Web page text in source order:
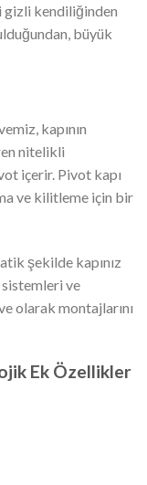
kendiliğinden
büyük
kapının
nitelikli
içerir. Pivot kapı
ve kilitleme için bir
şekilde kapınız
sistemleri ve
olarak montajlarını
Ek Özellikler